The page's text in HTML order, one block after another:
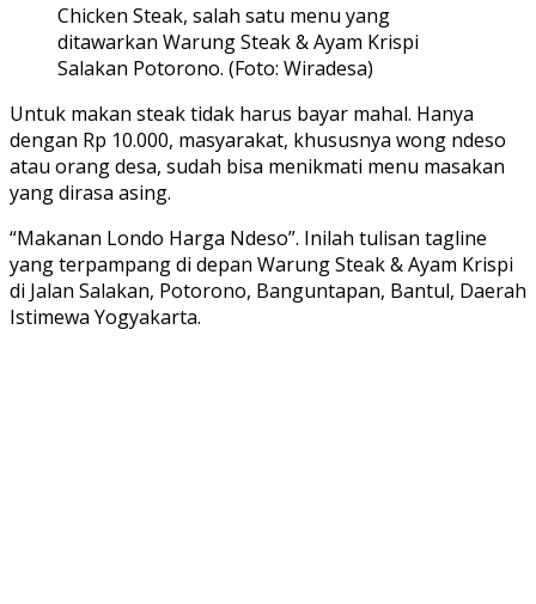
Chicken Steak, salah satu menu yang
ditawarkan Warung Steak & Ayam Krispi
Salakan Potorono. (Foto: Wiradesa)
Untuk makan steak tidak harus bayar mahal. Hanya
dengan Rp 10.000, masyarakat, khususnya wong ndeso
atau orang desa, sudah bisa menikmati menu masakan
yang dirasa asing.
“Makanan Londo Harga Ndeso”. Inilah tulisan tagline
yang terpampang di depan Warung Steak & Ayam Krispi
di Jalan Salakan, Potorono, Banguntapan, Bantul, Daerah
Istimewa Yogyakarta.